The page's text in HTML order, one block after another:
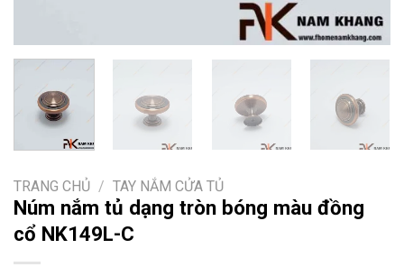
TRANG CHỦ / TAY NẮM CỬA TỦ
Núm nắm tủ dạng tròn bóng màu đồng
cổ NK149L-C